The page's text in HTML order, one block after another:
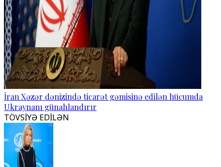
İran Xəzər dənizində ticarət gəmisinə edilən hücumda
Ukraynanı günahlandırır
TÖVSİYƏ EDİLƏN